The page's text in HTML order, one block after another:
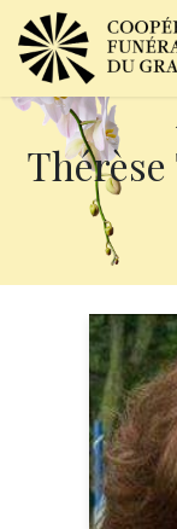
Thérèse